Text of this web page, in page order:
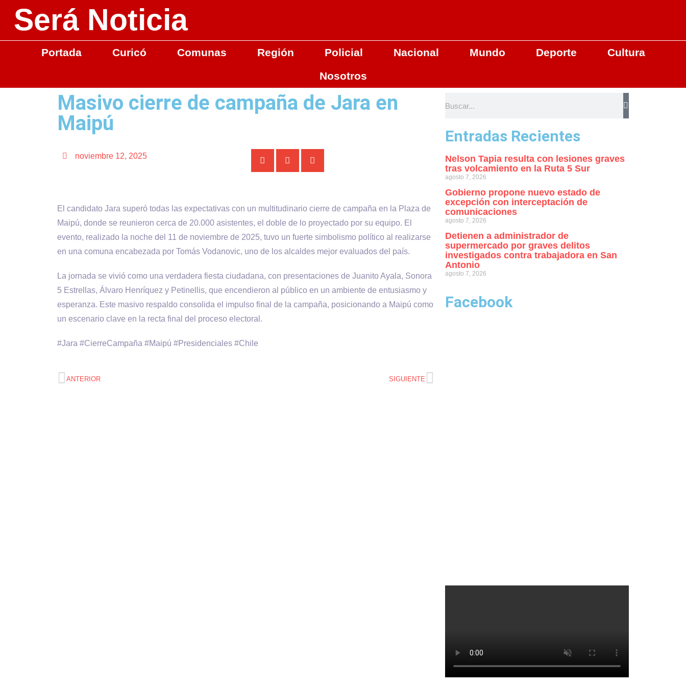
Será Noticia
Portada Curicó Comunas Región Policial Nacional Mundo Deporte
Cultura
Nosotros
Masivo cierre de campaña de Jara en
Maipú
noviembre 12, 2025
El candidato Jara superó todas las expectativas con un multitudinario cierre de campaña en la Plaza de
Maipú, donde se reunieron cerca de 20.000 asistentes, el doble de lo proyectado por su equipo. El
evento, realizado la noche del 11 de noviembre de 2025, tuvo un fuerte simbolismo político al realizarse
en una comuna encabezada por Tomás Vodanovic, uno de los alcaldes mejor evaluados del país.
La jornada se vivió como una verdadera fiesta ciudadana, con presentaciones de Juanito Ayala, Sonora
5 Estrellas, Álvaro Henríquez y Petinellis, que encendieron al público en un ambiente de entusiasmo y
esperanza. Este masivo respaldo consolida el impulso final de la campaña, posicionando a Maipú como
un escenario clave en la recta final del proceso electoral.
#Jara #CierreCampaña #Maipú #Presidenciales #Chile
ANTERIOR SIGUIENTE
Entradas Recientes
Nelson Tapia resulta con lesiones graves
tras volcamiento en la Ruta 5 Sur
agosto 7, 2026
Gobierno propone nuevo estado de
excepción con interceptación de
comunicaciones
agosto 7, 2026
Detienen a administrador de
supermercado por graves delitos
investigados contra trabajadora en San
Antonio
agosto 7, 2026
Facebook